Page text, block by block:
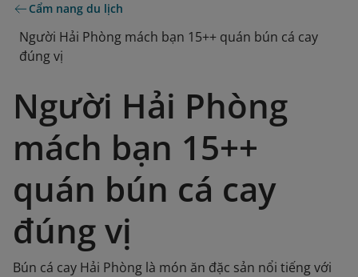
Cẩm nang du lịch
Người Hải Phòng mách bạn 15++ quán bún cá cay
đúng vị
Người Hải Phòng
mách bạn 15++
quán bún cá cay
đúng vị
Bún cá cay Hải Phòng là món ăn đặc sản nổi tiếng với